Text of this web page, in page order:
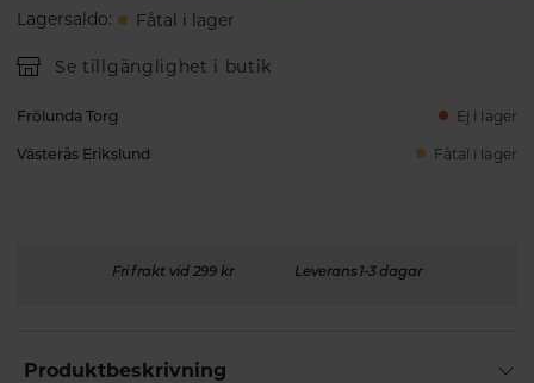
Lagersaldo: Fåtal i lager
Se tillgänglighet i butik
Frölunda Torg Ej i lager
Västerås Erikslund Fåtal i lager
Fri frakt vid 299 kr Leverans 1-3 dagar
Produktbeskrivning